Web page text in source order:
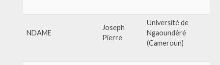
NDAME
Joseph
Pierre
Université de
Ngaoundéré
(Cameroun)